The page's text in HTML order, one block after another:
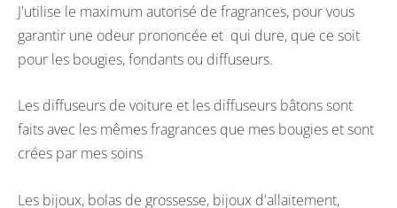
J'utilise le maximum autorisé de fragrances, pour vous
garantir une odeur prononcée et qui dure, que ce soit
pour les bougies, fondants ou diffuseurs.
Les diffuseurs de voiture et les diffuseurs bâtons sont
faits avec les mêmes fragrances que mes bougies et sont
crées par mes soins
Les bijoux, bolas de grossesse, bijoux d'allaitement,